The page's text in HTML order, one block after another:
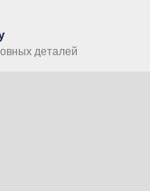
деталей